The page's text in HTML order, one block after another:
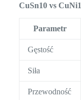
CuSn10 vs
Parametr
Gęstość
Siła
Przewodność